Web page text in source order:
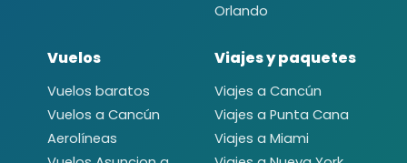
Orlando
Vuelos
Vuelos baratos
Vuelos a Cancún
Aerolíneas
Viajes y paquetes
Viajes a Cancún
Viajes a Punta Cana
Viajes a Miami